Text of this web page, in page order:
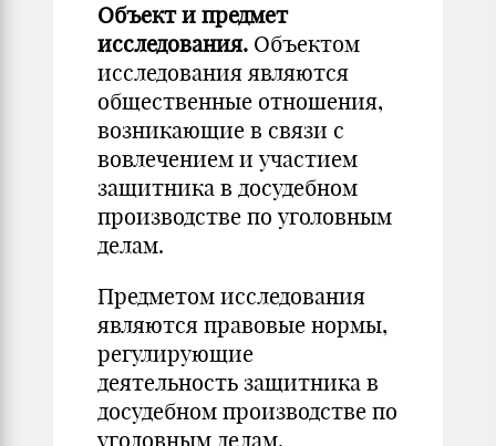
Объект и предмет
исследования. Объектом
исследования являются
общественные отношения,
возникающие в связи с
вовлечением и участием
защитника в досудебном
производстве по уголовным
делам.
Предметом исследования
являются правовые нормы,
регулирующие
деятельность защитника в
досудебном производстве по
уголовным делам.